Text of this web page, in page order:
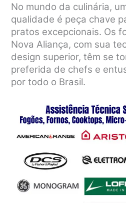
No mundo da culinária,
qualidade é peça chave
pratos excepcionais. Os
Nova Aliança, com sua
design superior, têm se
preferida de chefs e
por todo o Brasil.